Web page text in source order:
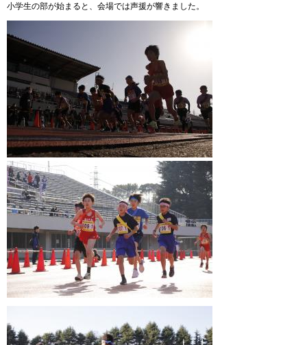
小学生の部が始まると、会場では声援が響きました。